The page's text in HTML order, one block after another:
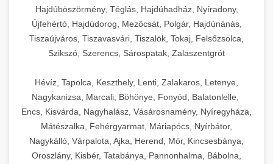
Hajdúböszörmény, Téglás, Hajdúhadház, Nyíradony,
Újfehértó, Hajdúdorog, Mezőcsát, Polgár, Hajdúnánás,
Tiszaújváros, Tiszavasvári, Tiszalök, Tokaj, Felsőzsolca,
Szikszó, Szerencs, Sárospatak, Zalaszentgrót
Hévíz, Tapolca, Keszthely, Lenti, Zalakaros, Letenye,
Nagykanizsa, Marcali, Böhönye, Fonyód, Balatonlelle,
Encs, Kisvárda, Nagyhalász, Vásárosnamény, Nyíregyháza,
Mátészalka, Fehérgyarmat, Máriapócs, Nyírbátor,
Nagykálló, Várpalota, Ajka, Herend, Mór, Kincsesbánya,
Oroszlány, Kisbér, Tatabánya, Pannonhalma, Bábolna,